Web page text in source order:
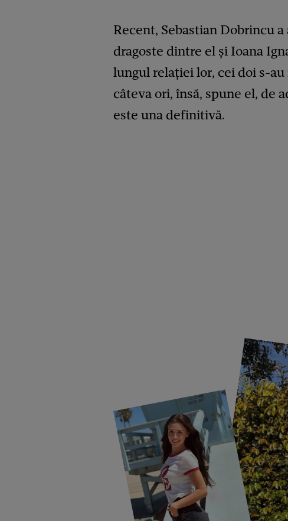
Recent, Sebastian Dobrincu
dragoste dintre el și Ioana
lungul relației lor, cei doi s-
câteva ori, însă, spune el, de
este una definitivă.